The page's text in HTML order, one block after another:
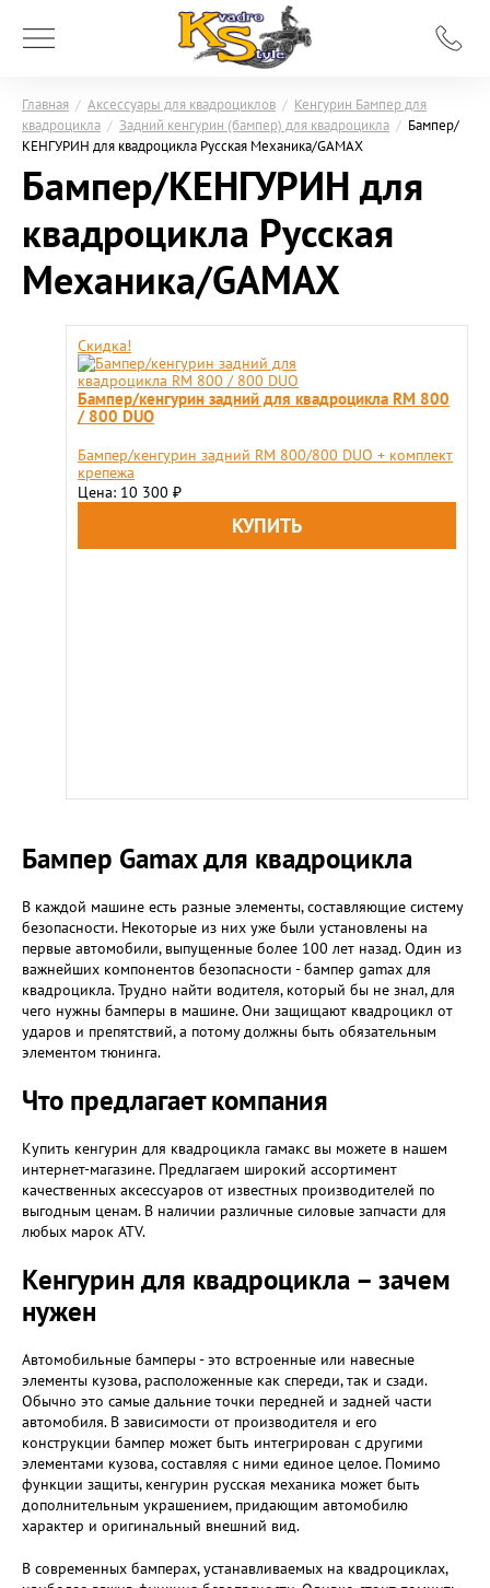
Главная / Аксессуары для квадроциклов / Кенгурин Бампер для
квадроцикла / Задний кенгурин (бампер) для квадроцикла / Бампер/
КЕНГУРИН для квадроцикла Русская Механика/GAMAX
Бампер/КЕНГУРИН для
квадроцикла Русская
Механика/GAMAX
Скидка!
Бампер/кенгурин задний для квадроцикла RM 800
/ 800 DUO
Бампер/кенгурин задний RM 800/800 DUO + комплект
крепежа
Цена: 10 300 ₽
Бампер Gamax для квадроцикла
В каждой машине есть разные элементы, составляющие систему
безопасности. Некоторые из них уже были установлены на
первые автомобили, выпущенные более 100 лет назад. Один из
важнейших компонентов безопасности - бампер gamax для
квадроцикла. Трудно найти водителя, который бы не знал, для
чего нужны бамперы в машине. Они защищают квадроцикл от
ударов и препятствий, а потому должны быть обязательным
элементом тюнинга.
Что предлагает компания
Купить кенгурин для квадроцикла гамакс вы можете в нашем
интернет-магазине. Предлагаем широкий ассортимент
качественных аксессуаров от известных производителей по
выгодным ценам. В наличии различные силовые запчасти для
любых марок ATV.
Кенгурин для квадроцикла – зачем
нужен
Автомобильные бамперы - это встроенные или навесные
элементы кузова, расположенные как спереди, так и сзади.
Обычно это самые дальние точки передней и задней части
автомобиля. В зависимости от производителя и его
конструкции бампер может быть интегрирован с другими
элементами кузова, составляя с ними единое целое. Помимо
функции защиты, кенгурин русская механика может быть
дополнительным украшением, придающим автомобилю
характер и оригинальный внешний вид.
В современных бамперах, устанавливаемых на квадроциклах,